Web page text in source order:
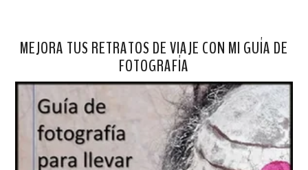
MEJORA TUS RETRATOS DE VIAJE CON MI GUÍA DE
FOTOGRAFÍA